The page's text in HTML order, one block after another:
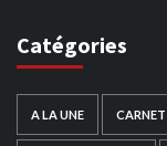
Catégories
A LA UNE